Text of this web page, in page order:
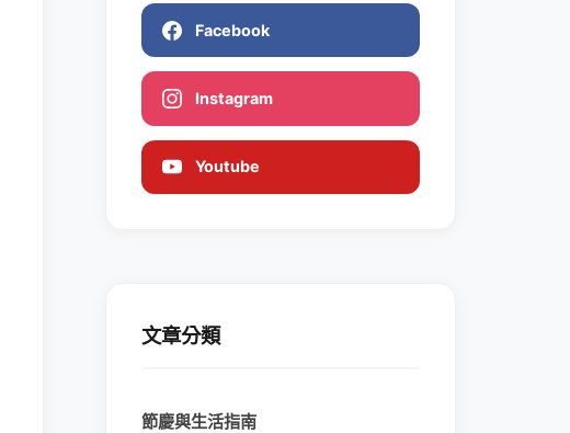
Facebook
Instagram
Youtube
文章分類
節慶與生活指南